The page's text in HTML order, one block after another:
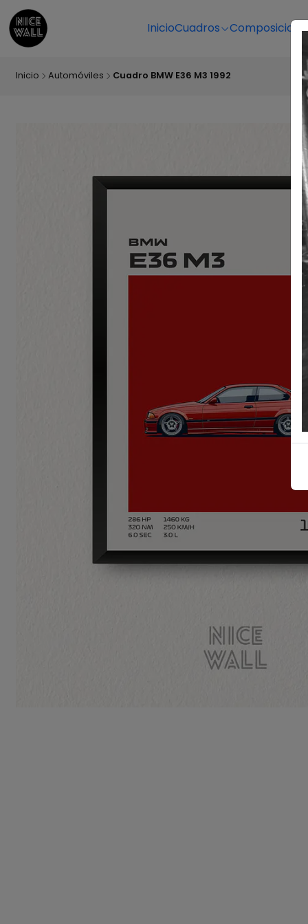
InicioCuadros
Inicio Automóviles Cuadro BMW E36 M3 1992